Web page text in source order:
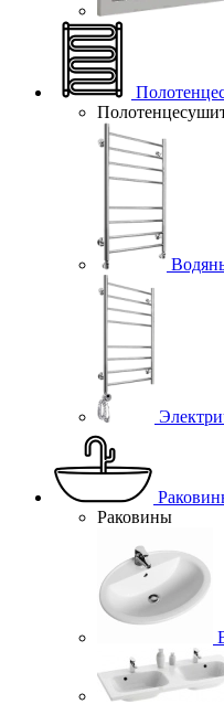
Раковины